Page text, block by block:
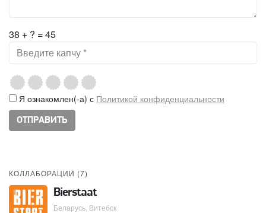
38 + ? = 45
Я ознакомлен(-а) с Политикой конфиденциальности
КОЛЛАБОРАЦИИ (7)
Bierstaat
Беларусь, Витебск